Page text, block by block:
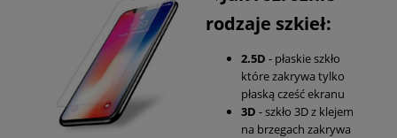
rodzaje szkieł:
2.5D - płaskie szkło
które zakrywa tylko
płaską cześć ekranu
3D - szkło 3D z klejem
na brzegach zakrywa